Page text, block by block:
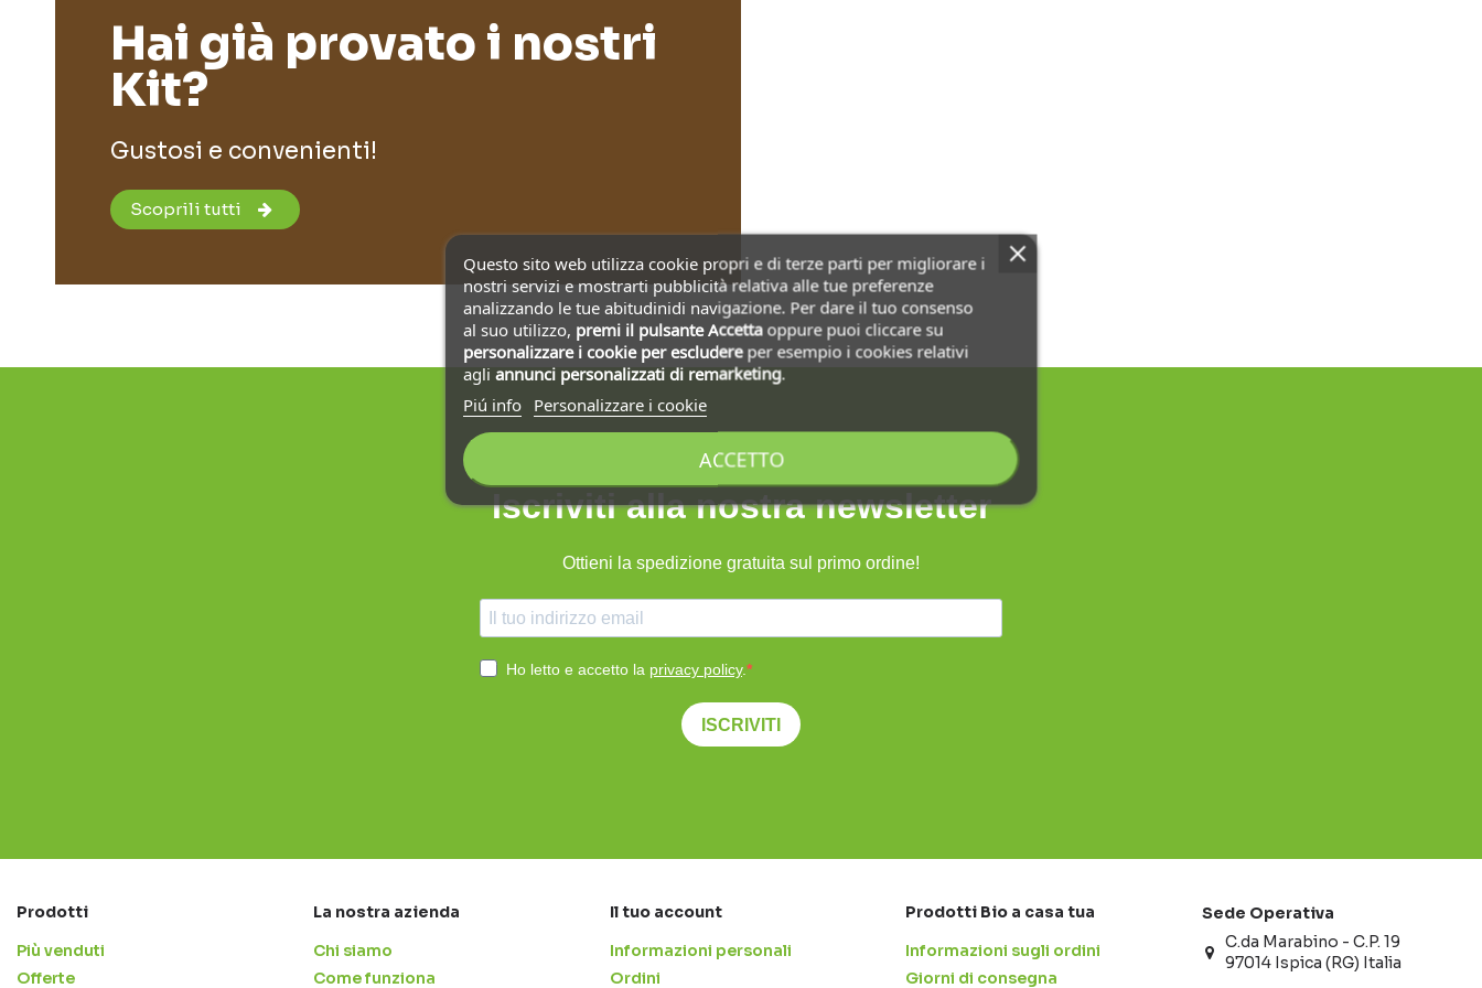
Hai già provato i nostri
Kit?
Gustosi e convenienti!
Scoprili tutti
Iscriviti alla nostra newsletter
Ottieni la spedizione gratuita sul primo ordine!
Ho letto e accetto la privacy policy.
ISCRIVITI
Prodotti
Più venduti
Offerte
La nostra azienda
Chi siamo
Come funziona
Il tuo account
Informazioni personali
Ordini
Prodotti Bio a casa tua
Informazioni sugli ordini
Giorni di consegna
Sede Operativa
C.da Marabino - C.P. 19
97014 Ispica (RG) Italia
Questo sito web utilizza cookie propri e di terze parti per migliorare i
nostri servizi e mostrarti pubblicità relativa alle tue preferenze
analizzando le tue abitudinidi navigazione. Per dare il tuo consenso
al suo utilizzo, premi il pulsante Accettaoppure puoi cliccare su
personalizzare i cookie per escludereper esempio i cookies relativi
agli annunci personalizzati di remarketing.
Piú info
Personalizzare i cookie
ACCETTO